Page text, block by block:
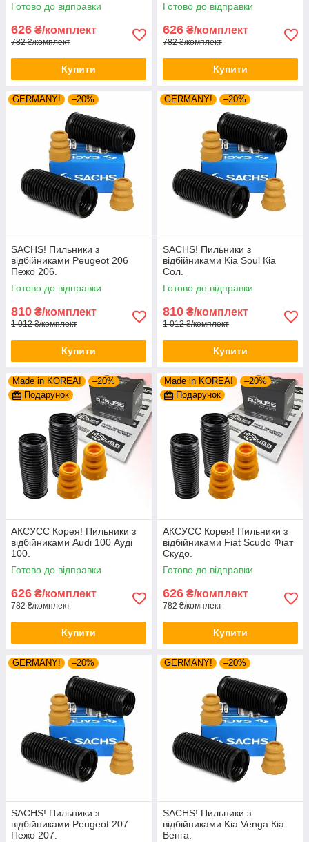
Готово до відправки
626 ₴/комплект
782 ₴/комплект
Купити
Готово до відправки
626 ₴/комплект
782 ₴/комплект
Купити
GERMANY! –20%
SACHS! Пильники з
відбійниками Peugeot 206
Пежо 206.
Готово до відправки
810 ₴/комплект
1 012 ₴/комплект
Купити
GERMANY! –20%
SACHS! Пильники з
відбійниками Kia Soul Кіа
Сол.
Готово до відправки
810 ₴/комплект
1 012 ₴/комплект
Купити
Made in KOREA!
–20%
Подарунок
АКСУСС Корея! Пильники з
відбійниками Audi 100 Ауді
100.
Готово до відправки
626 ₴/комплект
782 ₴/комплект
Купити
Made in KOREA!
–20%
Подарунок
АКСУСС Корея! Пильники з
відбійниками Fiat Scudo Фіат
Скудо.
Готово до відправки
626 ₴/комплект
782 ₴/комплект
Купити
GERMANY! –20%
SACHS! Пильники з
відбійниками Peugeot 207
Пежо 207.
GERMANY! –20%
SACHS! Пильники з
відбійниками Kia Venga Кіа
Венга.